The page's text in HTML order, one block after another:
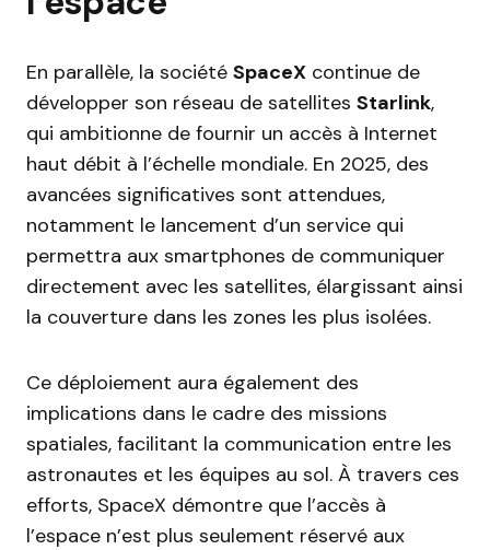
En parallèle, la société SpaceX continue de
développer son réseau de satellites Starlink,
qui ambitionne de fournir un accès à Internet
haut débit à l’échelle mondiale. En 2025, des
avancées significatives sont attendues,
notamment le lancement d’un service qui
permettra aux smartphones de communiquer
directement avec les satellites, élargissant ainsi
la couverture dans les zones les plus isolées.
Ce déploiement aura également des
implications dans le cadre des missions
spatiales, facilitant la communication entre les
astronautes et les équipes au sol. À travers ces
efforts, SpaceX démontre que l’accès à
l’espace n’est plus seulement réservé aux